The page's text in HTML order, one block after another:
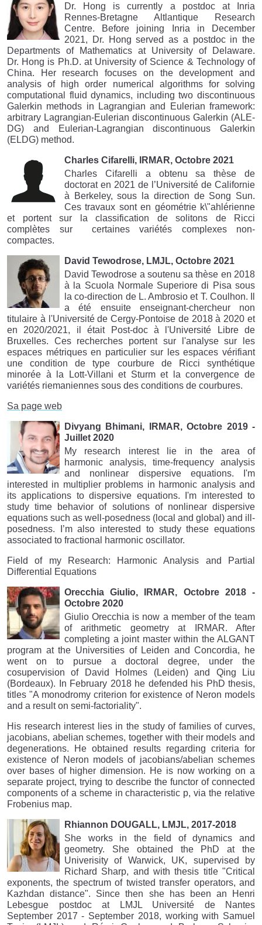
Dr. Hong is currently a postdoc at Inria
Rennes-Bretagne Altlantique Research
Centre. Before joining Inria in December
2021, Dr. Hong served as a postdoc in the
Departments of Mathematics at University of Delaware.
Dr. Hong is Ph.D. at University of Science & Technology of
China. Her research focuses on the development and
analysis of high order numerical algorithms for solving
computational fluid dynamics, including two discontinuous
Galerkin methods in Lagrangian and Eulerian framework:
arbitrary Lagrangian-Eulerian discontinuous Galerkin (ALE-
DG) and Eulerian-Lagrangian discontinuous Galerkin
(ELDG) method.
Charles Cifarelli, IRMAR, Octobre 2021
Charles Cifarelli a obtenu sa thèse de
doctorat en 2021 de l’Université de Californie
à Berkeley, sous la direction de Song Sun.
Ces travaux sont en géométrie k\"ahlérienne
et portent sur la classification de solitons de Ricci
complètes sur certaines variétés complexes non-
compactes.
David Tewodrose, LMJL, Octobre 2021
David Tewodrose a soutenu sa thèse en 2018
à la Scuola Normale Superiore di Pisa sous
la co-direction de L. Ambrosio et T. Coulhon. Il
a été ensuite enseignant-chercheur non
titulaire à l'Université de Cergy-Pontoise de 2018 à 2020 et
en 2020/2021, il était Post-doc à l'Université Libre de
Bruxelles. Ces recherches portent sur l'analyse sur les
espaces métriques en particulier sur les espaces vérifiant
une condition de type courbure de Ricci synthétique
minorée à la Lott-Villani et Sturm et la convergence de
variétés riemaniennes sous des conditions de courbures.
Sa page web
Divyang Bhimani, IRMAR, Octobre 2019 -
Juillet 2020
My research interest lie in the area of
harmonic analysis, time-frequency analysis
and nonlinear dispersive equations. I'm
interested in multiplier problems in harmonic analysis and
its applications to dispersive equations. I'm interested to
study time behavior of solutions of nonlinear dispersive
equations such as well-posedness (local and global) and ill-
posedness. I’m also interested to study these equations
associated to fractional harmonic oscillator.
Field of my Research: Harmonic Analysis and Partial
Differential Equations
Orecchia Giulio, IRMAR, Octobre 2018 -
Octobre 2020
Giulio Orecchia is now a member of the team
of arithmetic geometry at IRMAR. After
completing a joint master within the ALGANT
program at the Universities of Leiden and Concordia, he
went on to pursue a doctoral degree, under the
cosupervision of David Holmes (Leiden) and Qing Liu
(Bordeaux). In February 2018 he defended his PhD thesis,
titles "A monodromy criterion for existence of Neron models
and a result on semi-factoriality".
His research interest lies in the study of families of curves,
jacobians, abelian schemes, together with their models and
degenerations. He obtained results regarding criteria for
existence of Neron models of jacobians/abelian schemes
over bases of higher dimension. He is now working on a
separate project, trying to describe the functor of connected
components of a scheme in characteristic p, via the relative
Frobenius map.
Rhiannon DOUGALL, LMJL, 2017-2018
She works in the field of dynamics and
geometry. She obtained the PhD at the
Univerisity of Warwick, UK, supervised by
Richard Sharp, and with thesis title "Critical
exponents, the spectrum of twisted transfer operators, and
Kazhdan distance". Since then she has been an Henri
Lebesgue postdoc at LMJL Université de Nantes
September 2017 - September 2018, working with Samuel